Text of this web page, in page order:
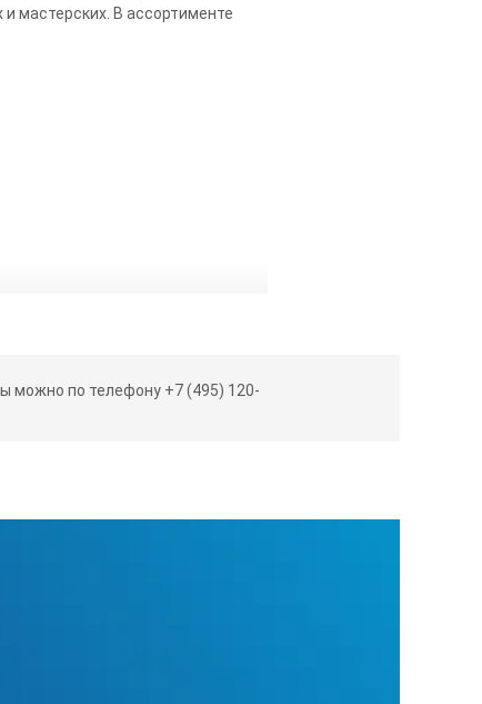
мастерских. В ассортименте
можно по телефону +7 (495) 120-